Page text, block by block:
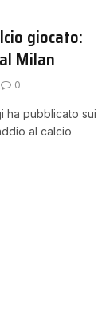
giocato:
Milan
0
ha pubblicato sui
al calcio